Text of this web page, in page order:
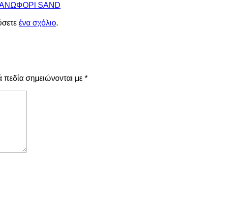
SAND
ένα σχόλιο.
σημειώνονται με *